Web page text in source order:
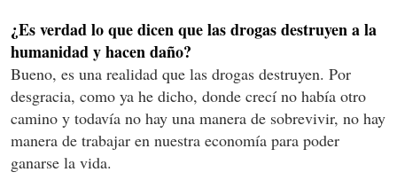
¿Es verdad lo que dicen que las drogas destruyen a la
humanidad y hacen daño?
Bueno, es una realidad que las drogas destruyen. Por
desgracia, como ya he dicho, donde crecí no había otro
camino y todavía no hay una manera de sobrevivir, no hay
manera de trabajar en nuestra economía para poder
ganarse la vida.